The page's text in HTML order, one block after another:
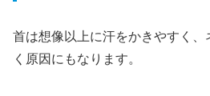
首は想像以上に汗をかきやすく
く原因にもなります。